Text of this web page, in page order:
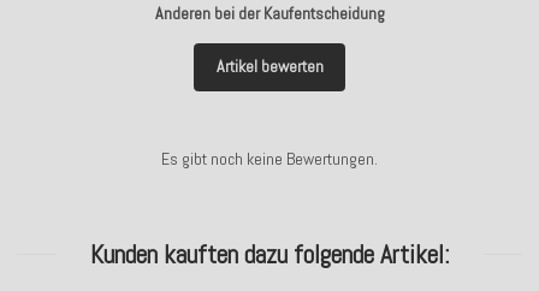
Anderen bei der Kaufentscheidung
Artikel bewerten
Es gibt noch keine Bewertungen.
Kunden kauften dazu folgende Artikel: